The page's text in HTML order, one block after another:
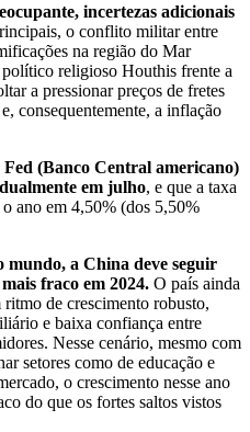
incertezas adicionais
o conflito militar entre
na região do Mar
religioso Houthis frente a
a pressionar preços de fretes
consequentemente, a inflação
Fed (Banco Central americano)
em julho, e que a taxa
ano em 4,50% (dos 5,50%
mundo, a China deve seguir
fraco em 2024. O país ainda
de crescimento robusto,
e baixa confiança entre
Nesse cenário, mesmo com
setores como de educação e
o crescimento nesse ano
do que os fortes saltos vistos